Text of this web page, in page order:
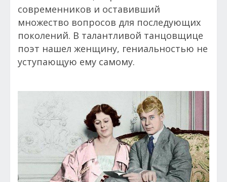
современников и оставивший
множество вопросов для последующих
поколений. В талантливой танцовщице
поэт нашел женщину, гениальностью не
уступающую ему самому.